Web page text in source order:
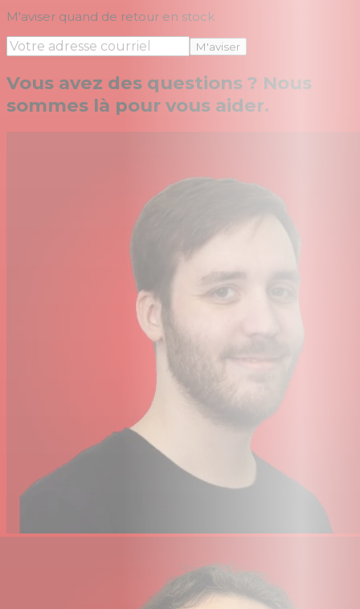
M'aviser quand de retour en stock
M'aviser
Vous avez des questions ? Nous
sommes là pour vous aider.